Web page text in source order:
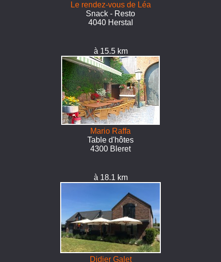
Le rendez-vous de Léa
Snack - Resto
4040 Herstal
à 15.5 km
Mario Raffa
Table d'hôtes
4300 Bleret
à 18.1 km
Didier Galet